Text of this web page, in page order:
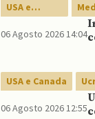
USA e
Canada
06 Agosto 2026 14:04
USA e Canada
06 Agosto 2026 12:55